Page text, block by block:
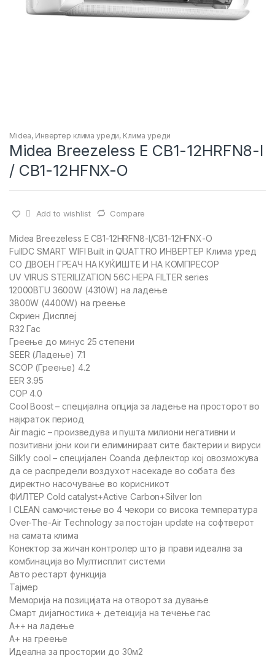
Midea, Инвертер клима уреди, Клима уреди
Midea Breezeless E CB1-12HRFN8-I
/ CB1-12HFNX-O
Add to wishlist Compare
Midea Breezeless E CB1-12HRFN8-I/CB1-12HFNX-O
FullDC SMART WIFI Built in QUATTRO ИНВЕРТЕР Клима уред
СО ДВОЕН ГРЕАЧ НА КУЌИШТЕ И НА КОМПРЕСОР
UV VIRUS STERILIZATION 56C HEPA FILTER series
12000BTU 3600W (4310W) на ладење
3800W (4400W) на греење
Скриен Дисплеј
R32 Гас
Греење до минус 25 степени
SEER (Ладење) 7.1
SCOP (Греење) 4.2
EER 3.95
COP 4.0
Cool Boost – специјална опција за ладење на просторот во
најкраток период
Air magic – произведува и пушта милиони негативни и
позитивни јони кои ги елиминираат сите бактерии и вируси
Silk1y cool – специјален Coanda дефлектор кој овозможува
да се распредели воздухот насекаде во собата без
директно насочување во корисникот
ФИЛТЕР Cold catalyst+Active Carbon+Silver Ion
I CLEAN самочистење во 4 чекори со висока температура
Over-The-Air Technology за постојан update на софтверот
на самата клима
Конектор за жичан контролер што ја прави идеална за
комбинација во Мултисплит системи
Авто рестарт функција
Тајмер
Меморија на позицијата на отворот за дување
Смарт дијагностика + детекција на течење гас
A++ на ладење
А+ на греење
Идеална за простории до 30м2